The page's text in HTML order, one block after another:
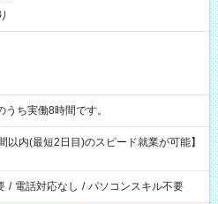
※表記のうち実働8時間です。
以内(最短2日目)のスピード就業が可能】
/ 電話対応なし / パソコンスキル不要